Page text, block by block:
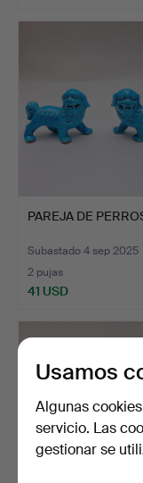
PAREJA DE
Subastado 4 sep 2025
2 pujas
41 USD
Usamos
Algunas
servicio. Las
gestionar se